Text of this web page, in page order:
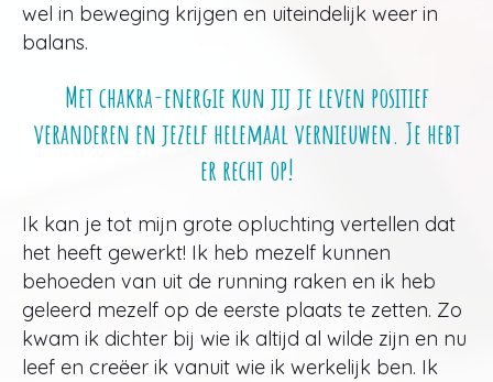
wel in beweging krijgen en uiteindelijk weer in
balans.
Met chakra-energie kun jij je leven positief
veranderen en jezelf helemaal vernieuwen. Je hebt
er recht op!
Ik kan je tot mijn grote opluchting vertellen dat
het heeft gewerkt! Ik heb mezelf kunnen
behoeden van uit de running raken en ik heb
geleerd mezelf op de eerste plaats te zetten. Zo
kwam ik dichter bij wie ik altijd al wilde zijn en nu
leef en creëer ik vanuit wie ik werkelijk ben. Ik